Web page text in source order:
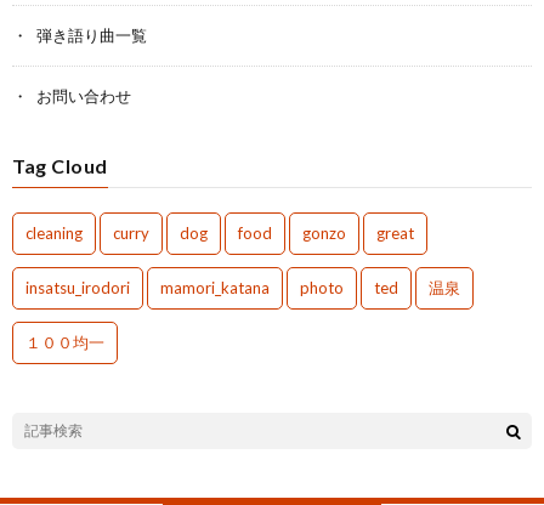
弾き語り曲一覧
お問い合わせ
Tag Cloud
cleaning curry dog food gonzo great
insatsu_irodori mamori_katana photo ted 温泉
１００均一